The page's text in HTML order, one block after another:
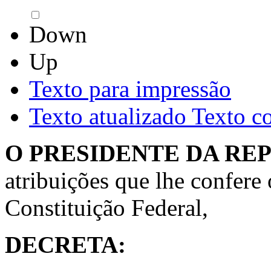
Down
Up
Texto para impressão
Texto atualizado Texto
O PRESIDENTE DA
atribuições que lhe
Constituição Federal,
DECRETA: